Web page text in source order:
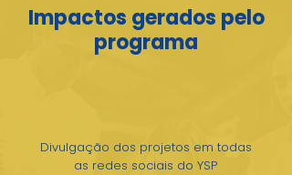
Impactos gerados pelo
programa
Divulgação dos projetos em todas
as redes sociais do YSP